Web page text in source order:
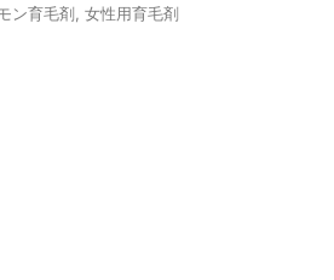
ン育毛剤 女性用育毛剤